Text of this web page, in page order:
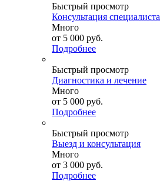
Быстрый просмотр
Консультация специалиста
Много
от 5 000 руб.
Подробнее
Быстрый просмотр
Диагностика и лечение
Много
от 5 000 руб.
Подробнее
Быстрый просмотр
Выезд и консультация
Много
от 3 000 руб.
Подробнее